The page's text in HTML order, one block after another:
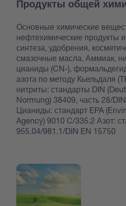
Продукты общей
Основные химические
нефтехимические продукты
синтеза, удобрения,
смазочные масла. Аммиак,
цианиды (CN-),
азота по методу Кьельдаля
нитриты: стандарты DIN
Normung) 38409, часть 28/
Цианиды: стандарт EPA
Agency) 9010 C/335.2 Азот:
955.04/981.1/DIN EN 15750